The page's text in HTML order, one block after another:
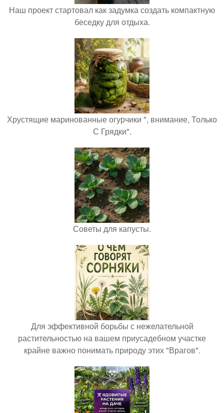
Наш проект стартовал как задумка создать компактную
беседку для отдыха.
Хрустящие маринованные огурчики ", внимание, Только
С Грядки".
Советы для капусты.
Для эффективной борьбы с нежелательной
растительностью на вашем приусадебном участке
крайне важно понимать природу этих "Врагов".